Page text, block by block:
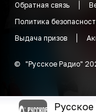
Обратная связь
Политика
Выдача призов
© "Русское Радио"